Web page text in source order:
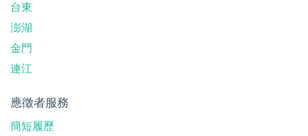
台東
澎湖
金門
連江
應徵者服務
簡短履歷